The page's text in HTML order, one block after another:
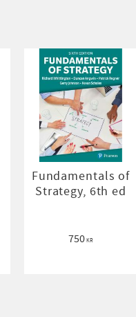
Fundamentals of
Strategy, 6th ed
750KR